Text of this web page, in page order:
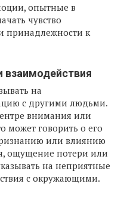
опытные в
чувство
принадлежности к
на
с другими людьми.
внимания или
может говорить о его
или влиянию
ощущение потери или
на неприятные
с окружающими.